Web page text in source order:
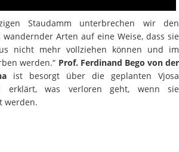
Staudamm unterbrechen wir den
wandernder Arten auf eine Weise, dass sie
nicht mehr vollziehen können und im
werden.“ Prof. Ferdinand Bego von der
ist besorgt über die geplanten Vjosa
erklärt, was verloren geht, wenn sie
werden.